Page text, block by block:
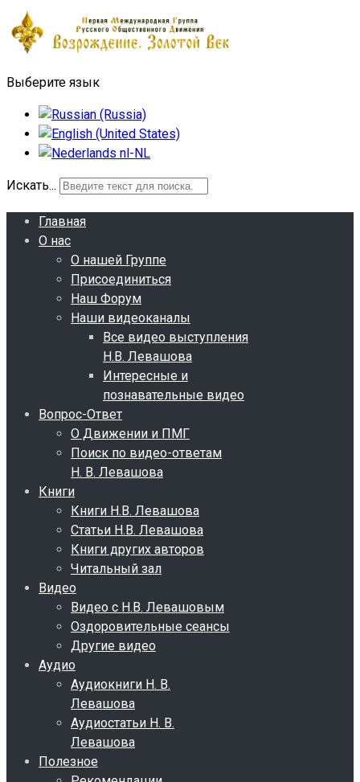
Выберите язык
Искать...
Главная
О нас
О нашей Группе
Присоединиться
Наш Форум
Наши видеоканалы
Все видео выступления
Н.В. Левашова
Интересные и
познавательные видео
Вопрос-Ответ
О Движении и ПМГ
Поиск по видео-ответам
Н. В. Левашова
Книги
Книги Н.В. Левашова
Статьи Н.В. Левашова
Книги других авторов
Читальный зал
Видео
Видео с Н.В. Левашовым
Оздоровительные сеансы
Другие видео
Аудио
Аудиокниги Н. В.
Левашова
Аудиостатьи Н. В.
Левашова
Полезное